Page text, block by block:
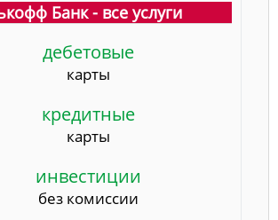
Банк - все услуги
дебетовые
карты
кредитные
карты
инвестиции
без комиссии